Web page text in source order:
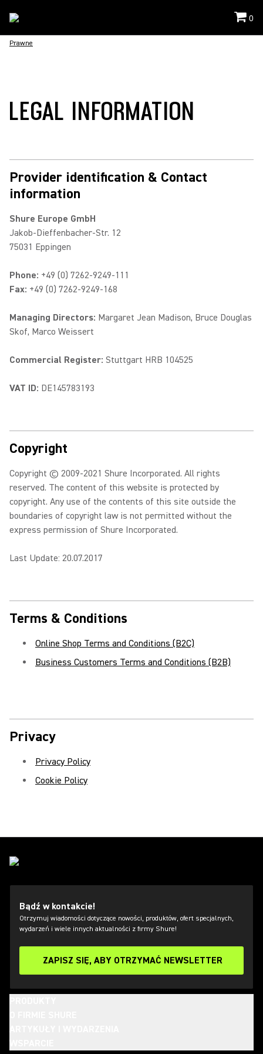
0
Prawne
LEGAL INFORMATION
Provider identification & Contact
information
Shure Europe GmbH
Jakob-Dieffenbacher-Str. 12
75031 Eppingen
Phone: +49 (0) 7262-9249-111
Fax: +49 (0) 7262-9249-168
Managing Directors: Margaret Jean Madison, Bruce Douglas
Skof, Marco Weissert
Commercial Register: Stuttgart HRB 104525
VAT ID: DE145783193
Copyright
Copyright © 2009-2021 Shure Incorporated. All rights
reserved. The content of this website is protected by
copyright. Any use of the contents of this site outside the
boundaries of copyright law is not permitted without the
express permission of Shure Incorporated.
Last Update: 20.07.2017
Terms & Conditions
Online Shop Terms and Conditions (B2C)
Business Customers Terms and Conditions (B2B)
Privacy
Privacy Policy
Cookie Policy
Bądź w kontakcie!
Otrzymuj wiadomości dotyczące nowości, produktów, ofert specjalnych,
wydarzeń i wiele innych aktualności z firmy Shure!
ZAPISZ SIĘ, ABY OTRZYMAĆ NEWSLETTER